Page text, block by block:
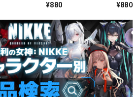
バー/パッションリ
¥880
チャー/ラーヴァ/テ
¥880